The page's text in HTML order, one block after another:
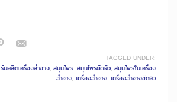
TAGGED UNDER:
รับผลิตเครื่องสำอาง, สมุนไพร, สมุนไพรขัดผิว, สมุนไพรในเครื่อง
สำอาง, เครื่องสำอาง, เครื่องสำอางขัดผิว